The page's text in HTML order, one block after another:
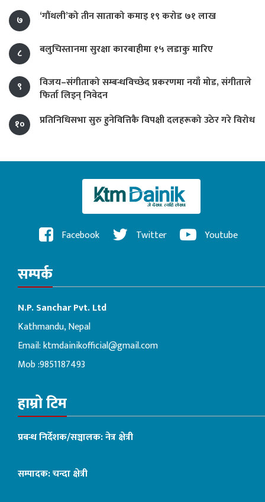
७
‘गौंथली’को तीन साताको कमाइ १९ करोड ७१ लाख
८ बलुचिस्तानमा सुरक्षा कारबाहीमा १५ लडाकु मारिए
९
विजय–संगीताको सम्बन्धविच्छेद प्रकरणमा नयाँ मोड, संगीता‍ले
फिर्ता लिइन् निवेदन
१०
प्रतिनिधिसभा सुरु हुनेवित्तिकै विपक्षी दलहरूको उठेर गरे विरोध
Facebook Twitter Youtube
सम्पर्क
N.P. Sanchar Pvt. Ltd
Kathmandu, Nepal
Email:ktmdainikofficial@gmail.com
Mob :9851187493
हाम्रो टिम
प्रबन्ध निर्देशक/सञ्चालक: नेत्र क्षेत्री
सम्पादक: चन्दा क्षेत्री